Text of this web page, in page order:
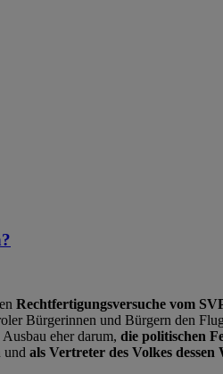
Rechtfertigungsversuche vom
Bürgerinnen und Bürgern den
eher darum, die politischen
und als Vertreter des Volkes dessen